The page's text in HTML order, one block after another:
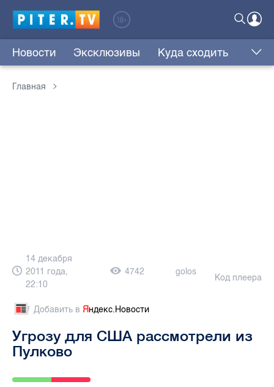
Новости Эксклюзивы Куда сходить
Главная
14 декабря
2011 года,
22:10
4742 golos
Код плеера
Добавить в Яндекс.Новости
Угрозу для США рассмотрели из
Пулково